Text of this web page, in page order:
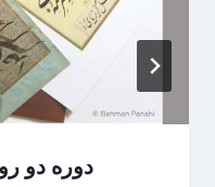
دوره دو